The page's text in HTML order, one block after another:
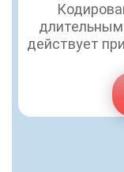
действует